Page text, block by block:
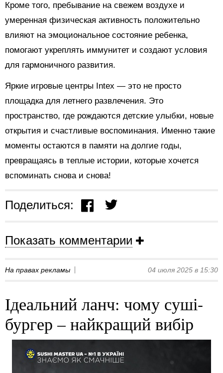
Кроме того, пребывание на свежем воздухе и
умеренная физическая активность положительно
влияют на эмоциональное состояние ребенка,
помогают укреплять иммунитет и создают условия
для гармоничного развития.
Яркие игровые центры Intex — это не просто
площадка для летнего развлечения. Это
пространство, где рождаются детские улыбки, новые
открытия и счастливые воспоминания. Именно такие
моменты остаются в памяти на долгие годы,
превращаясь в теплые истории, которые хочется
вспоминать снова и снова!
Поделиться:
Показать комментарии
На правах рекламы 04 июля 2025 в 15:30
Ідеальний ланч: чому суші-
бургер – найкращий вибір